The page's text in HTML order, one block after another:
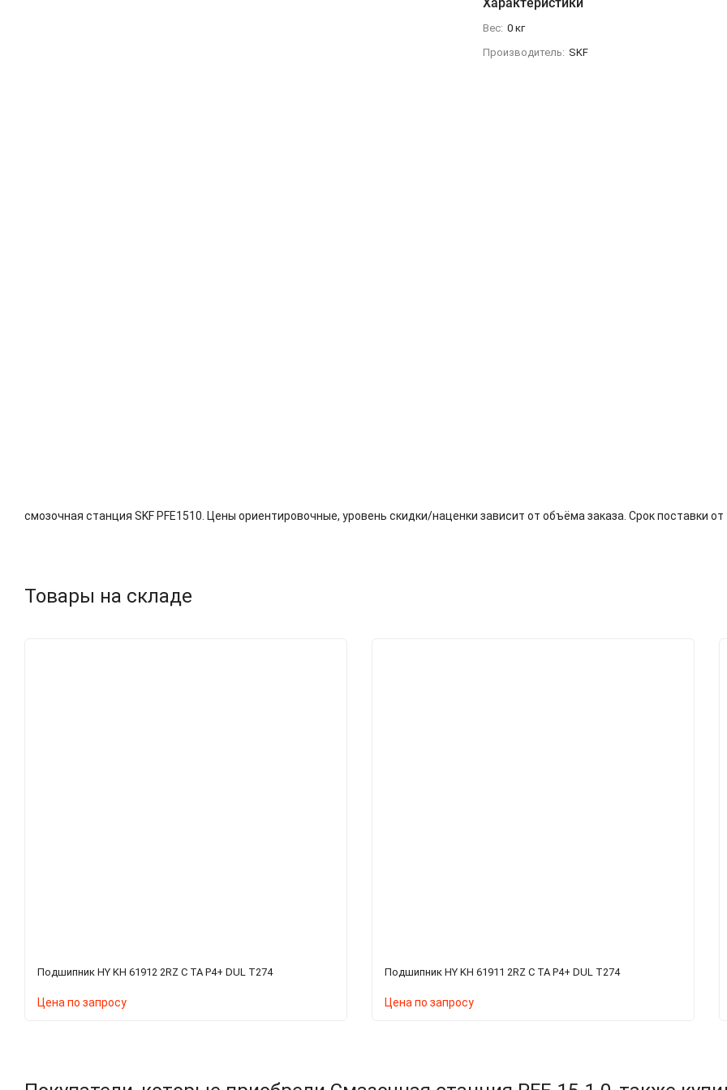
Вес: 0 кг
Производитель: SKF
смозочная станция SKF PFE1510. Цены ориентировочные, уровень скидки/наценки зависит от объёма заказа. Срок поставки от
Товары на складе
Подшипник HY KH 61912 2RZ C TA P4+ DUL T274
Цена по запросу
Подшипник HY KH 61911 2RZ C TA P4+ DUL T274
Цена по запросу